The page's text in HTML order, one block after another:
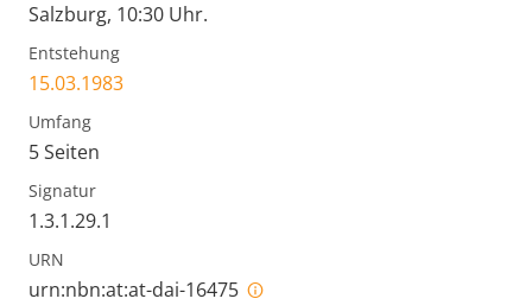
Salzburg, 10:30 Uhr.
Entstehung
15.03.1983
Umfang
5 Seiten
Signatur
1.3.1.29.1
URN
urn:nbn:at:at-dai-16475